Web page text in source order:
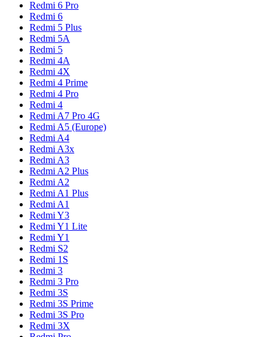
Redmi 6 Pro
Redmi 6
Redmi 5 Plus
Redmi 5A
Redmi 5
Redmi 4A
Redmi 4X
Redmi 4 Prime
Redmi 4 Pro
Redmi 4
Redmi A7 Pro 4G
Redmi A5 (Europe)
Redmi A4
Redmi A3x
Redmi A3
Redmi A2 Plus
Redmi A2
Redmi A1 Plus
Redmi A1
Redmi Y3
Redmi Y1 Lite
Redmi Y1
Redmi S2
Redmi 1S
Redmi 3
Redmi 3 Pro
Redmi 3S
Redmi 3S Prime
Redmi 3S Pro
Redmi 3X